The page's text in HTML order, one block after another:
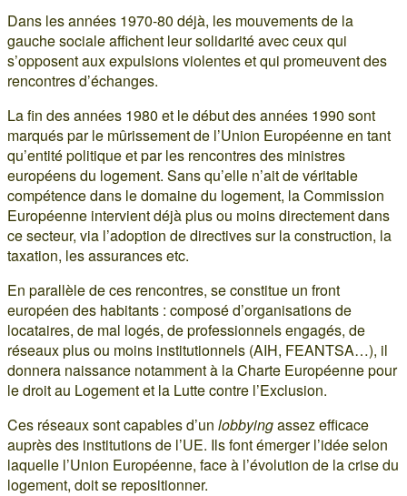
Dans les années 1970-80 déjà, les mouvements de la
gauche sociale affichent leur solidarité avec ceux qui
s’opposent aux expulsions violentes et qui promeuvent des
rencontres d’échanges.
La fin des années 1980 et le début des années 1990 sont
marqués par le mûrissement de l’Union Européenne en tant
qu’entité politique et par les rencontres des ministres
européens du logement. Sans qu’elle n’ait de véritable
compétence dans le domaine du logement, la Commission
Européenne intervient déjà plus ou moins directement dans
ce secteur, via l’adoption de directives sur la construction, la
taxation, les assurances etc.
En parallèle de ces rencontres, se constitue un front
européen des habitants : composé d’organisations de
locataires, de mal logés, de professionnels engagés, de
réseaux plus ou moins institutionnels (AIH, FEANTSA…), il
donnera naissance notamment à la Charte Européenne pour
le droit au Logement et la Lutte contre l’Exclusion.
Ces réseaux sont capables d’un lobbyingassez efficace
auprès des institutions de l’UE. Ils font émerger l’idée selon
laquelle l’Union Européenne, face à l’évolution de la crise du
logement, doit se repositionner.